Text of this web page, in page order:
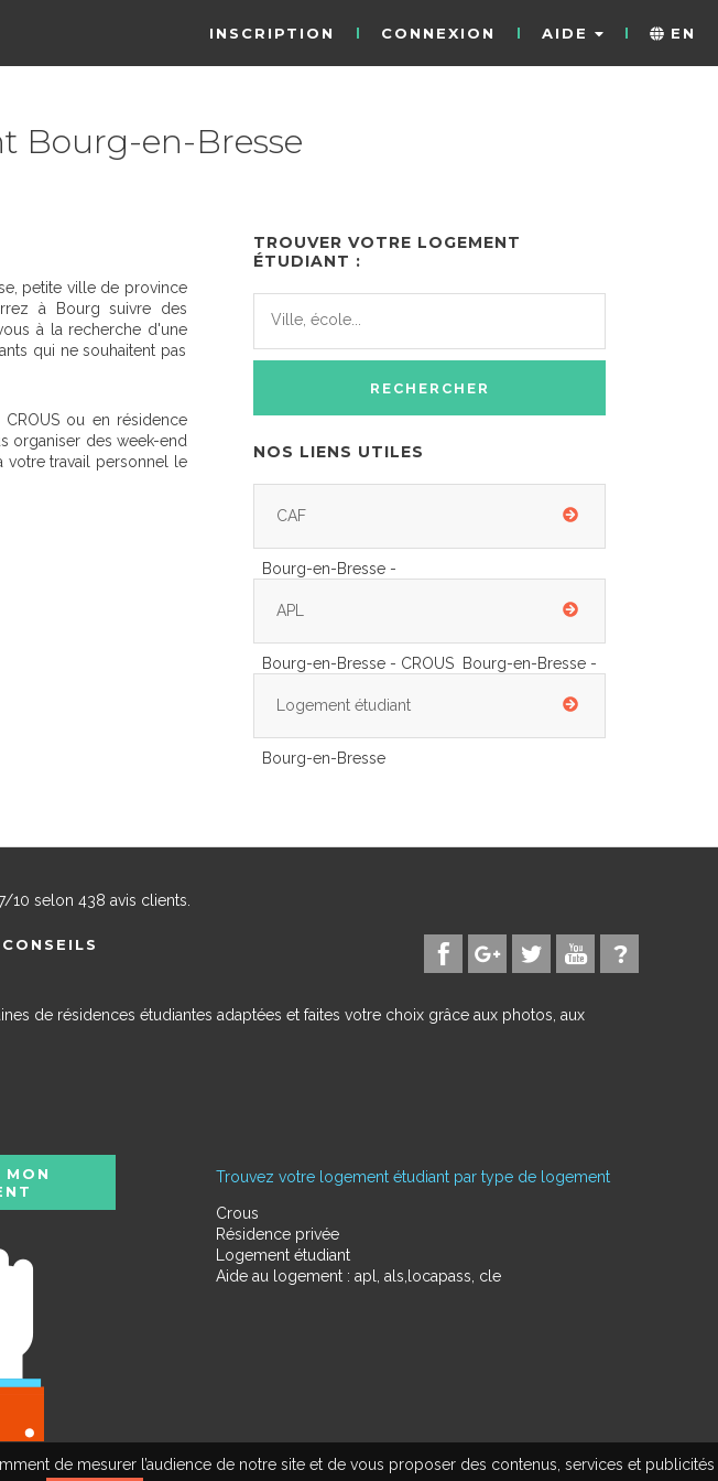
de mesurer l’audience de notre site et de vous proposer des contenus, services et publicités
INSCRIPTION CONNEXION AIDE EN
Bourg-en-Bresse
petite ville de province
à Bourg suivre des
à la recherche d'une
qui ne souhaitent pas
ou en résidence
organiser des week-end
votre travail personnel le
TROUVER VOTRE LOGEMENT
ÉTUDIANT :
NOS LIENS UTILES
CAF
Bourg-en-Bresse -
APL
Bourg-en-Bresse - CROUS Bourg-en-Bresse -
Logement étudiant
Bourg-en-Bresse
/10 selon 438 avis clients.
CONSEILS
de résidences étudiantes adaptées et faites votre choix grâce aux photos, aux
Trouvez votre logement étudiant par type de logement
Crous
Résidence privée
Logement étudiant
Aide au logement : apl, als,locapass, cle
MON